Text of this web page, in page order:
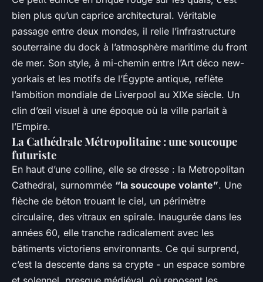
bien plus qu’un caprice architectural. Véritable
passage entre deux mondes, il relie l’infrastructure
souterraine du dock à l’atmosphère maritime du front
de mer. Son style, à mi-chemin entre l’Art déco new-
yorkais et les motifs de l’Égypte antique, reflète
l’ambition mondiale de Liverpool au XIXe siècle. Un
clin d’œil visuel à une époque où la ville parlait à
l’Empire.
La Cathédrale Métropolitaine : une soucoupe
futuriste
En haut d’une colline, elle se dresse : la Metropolitan
Cathedral, surnommée “la soucoupe volante”. Une
flèche de béton trouant le ciel, un périmètre
circulaire, des vitraux en spirale. Inaugurée dans les
années 60, elle tranche radicalement avec les
bâtiments victoriens environnants. Ce qui surprend,
c’est la descente dans sa crypte - un espace sombre